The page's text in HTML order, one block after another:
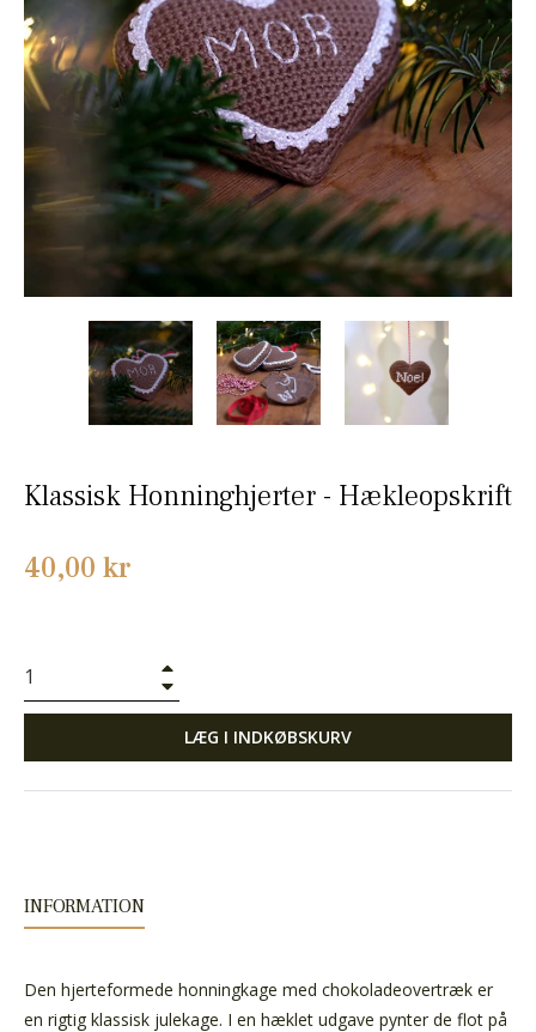
Klassisk Honninghjerter - Hækleopskrift
Normalpris
40,00 kr
LÆG I INDKØBSKURV
INFORMATION
Den hjerteformede honningkage med chokoladeovertræk er
en rigtig klassisk julekage. I en hæklet udgave pynter de flot på